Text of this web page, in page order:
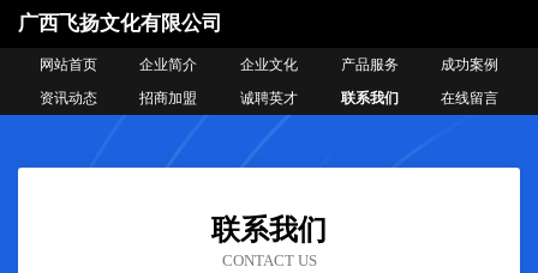
广西飞扬文化有限公司
网站首页 企业简介 企业文化 产品服务
成功案例
资讯动态
招商加盟 诚聘英才 联系我们 在线留言
联系我们
CONTACT US